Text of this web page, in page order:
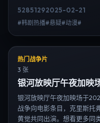
检索日韩电视剧、韩剧全集
52851292025-02-21
#韩剧热播#悬疑#动漫#
热门战争片
3 张
银河放映厅午夜加映
银河放映厅午夜加映场于
战争向电影条目，克里斯托
黄觉共同出演。想看更多同